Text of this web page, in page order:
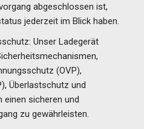
abgeschlossen ist,
jederzeit im Blick haben.
Unser Ladegerät
(OVP),
Überlastschutz und
sicheren und
zu gewährleisten.